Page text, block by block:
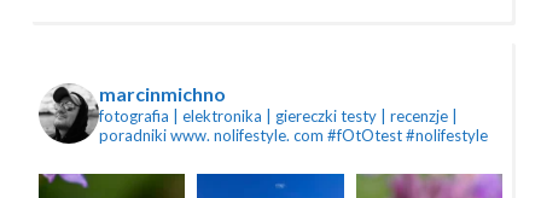
marcinmichno
fotografia | elektronika | giereczkitesty | recenzje |
poradnikiwww. nolifestyle. com #fOtOtest #nolifestyle